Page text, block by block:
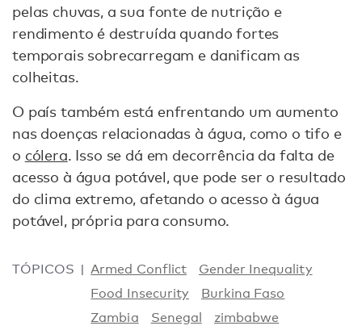
pelas chuvas, a sua fonte de nutrição e
rendimento é destruída quando fortes
temporais sobrecarregam e danificam as
colheitas.
O país também está enfrentando um aumento
nas doenças relacionadas à água, como o tifo e
o cólera. Isso se dá em decorrência da falta de
acesso à água potável, que pode ser o resultado
do clima extremo, afetando o acesso à água
potável, própria para consumo.
TÓPICOS Armed Conflict
Gender Inequality
Food Insecurity
Burkina Faso
Zambia
Senegal zimbabwe